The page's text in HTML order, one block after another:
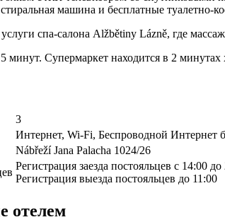
машина и бесплатные туалетно-
спа-салона Alžbětiny Lázně, где
минут. Супермаркет находится в 2
3
Интернет, Wi-Fi, Беспроводной Интернет
Nábřeží Jana Palacha 1024/26
Регистрация заезда постояльцев с 14:00 до
Регистрация выезда постояльцев до 11:00
отелем